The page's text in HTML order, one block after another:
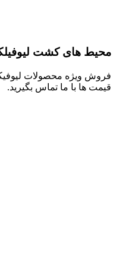
کشت لیوفیلکم
ما تماس بگیرید.